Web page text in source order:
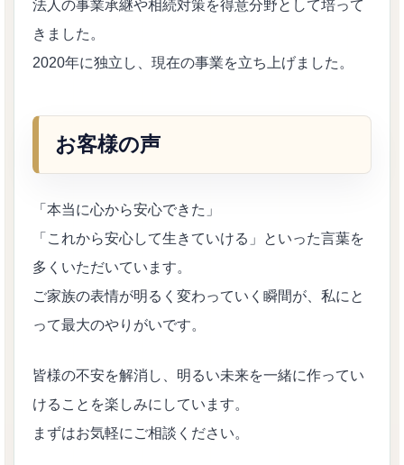
法人の事業承継や相続対策を得意分野として培って
きました。
2020年に独立し、現在の事業を立ち上げました。
お客様の声
「本当に心から安心できた」
「これから安心して生きていける」といった言葉を
多くいただいています。
ご家族の表情が明るく変わっていく瞬間が、私にと
って最大のやりがいです。
皆様の不安を解消し、明るい未来を一緒に作ってい
けることを楽しみにしています。
まずはお気軽にご相談ください。